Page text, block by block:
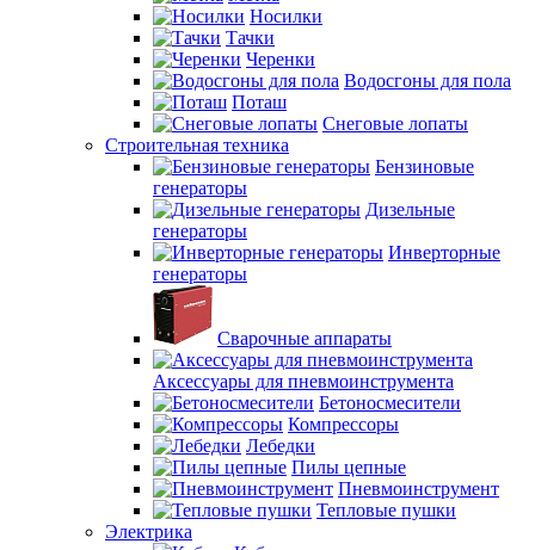
Носилки
Тачки
Черенки
Водосгоны для пола
Поташ
Снеговые лопаты
Строительная техника
Бензиновые
генераторы
Дизельные
генераторы
Инверторные
генераторы
Сварочные аппараты
Аксессуары для пневмоинструмента
Бетоносмесители
Компрессоры
Лебедки
Пилы цепные
Пневмоинструмент
Тепловые пушки
Электрика